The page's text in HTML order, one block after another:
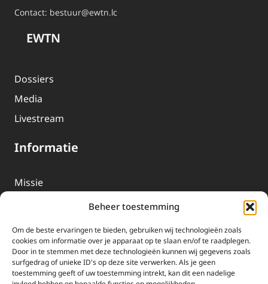
Beheer toestemming
Om de beste ervaringen te bieden, gebruiken wij technologieën zoals
cookies om informatie over je apparaat op te slaan en/of te raadplegen.
Door in te stemmen met deze technologieën kunnen wij gegevens zoals
surfgedrag of unieke ID's op deze site verwerken. Als je geen
toestemming geeft of uw toestemming intrekt, kan dit een nadelige
Contact: bestuur@ewtn.lc
EWTN
Dossiers
Media
Livestream
Informatie
Missie
EWTN-Team
Organisatiegegevens